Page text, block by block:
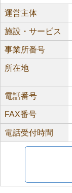
運営主体
施設・サービス
事業所番号
所在地
電話番号
FAX番号
電話受付時間